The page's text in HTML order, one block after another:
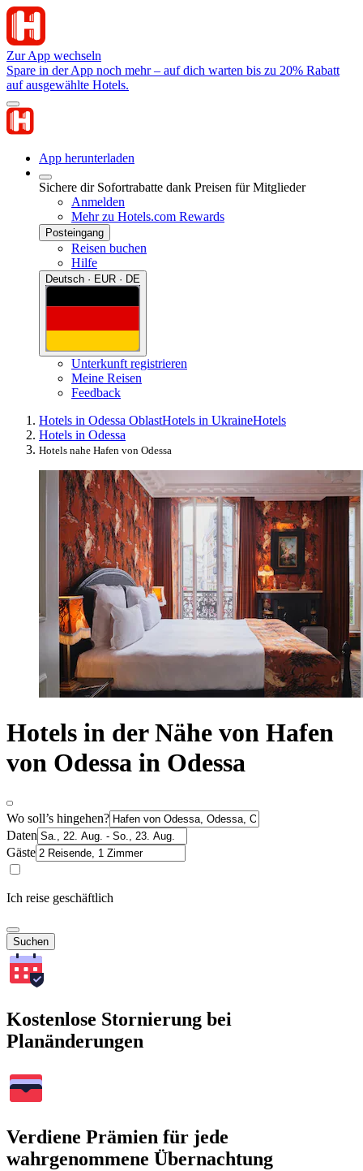
Zur App wechseln
Spare in der App noch mehr – auf dich warten bis zu 20% Rabatt
auf ausgewählte Hotels.
App herunterladen
Sichere dir Sofortrabatte dank Preisen für Mitglieder
Anmelden
Mehr zu Hotels.com Rewards
Posteingang
Reisen buchen
Hilfe
Deutsch · EUR · DE
Unterkunft registrieren
Meine Reisen
Feedback
Hotels in Odessa OblastHotels in UkraineHotels
Hotels in Odessa
Hotels nahe Hafen von Odessa
Hotels in der Nähe von Hafen
von Odessa in Odessa
Wo soll’s hingehen?
Daten
Gäste
Ich reise geschäftlich
Suchen
Kostenlose Stornierung bei
Planänderungen
Verdiene Prämien für jede
wahrgenommene Übernachtung